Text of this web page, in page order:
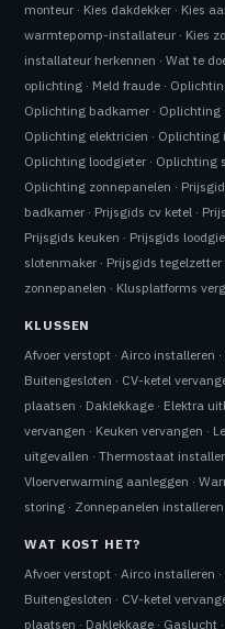
monteur · Kies dakdekker · Kies
warmtepomp-installateur · Kies
installateur herkennen ·Wat te
oplichting · Meld fraude ·
Oplichting badkamer · Oplichting
Oplichting elektricien · Oplichting
Oplichting loodgieter · Oplichting
Oplichting zonnepanelen ·
badkamer · Prijsgids cv ketel ·
Prijsgids keuken · Prijsgids
slotenmaker · Prijsgids tegelzetter
zonnepanelen · Klusplatforms
KLUSSEN
Afvoer verstopt ·Airco installeren ·
Buitengesloten · CV-ketel
plaatsen · Daklekkage · Elektra
vervangen · Keuken vervangen ·
uitgevallen ·Thermostaat
Vloerverwarming aanleggen ·
storing · Zonnepanelen installeren
WAT KOST HET?
Afvoer verstopt ·Airco installeren ·
Buitengesloten · CV-ketel
plaatsen · Daklekkage · Gaslucht ·